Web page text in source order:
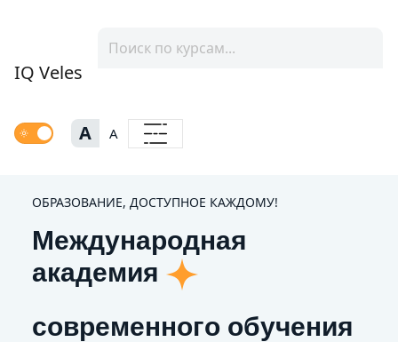
IQ Veles
A A
ОБРАЗОВАНИЕ, ДОСТУПНОЕ КАЖДОМУ!
Международная
академия
современного обучения